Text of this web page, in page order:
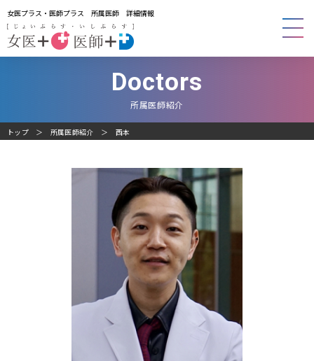
女医プラス・医師プラス 所属医師 詳細情報
Doctors
所属医師紹介
トップ 所属医師紹介 西本